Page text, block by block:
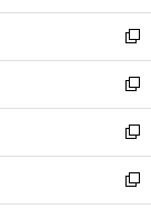
開
く
ウ
で
開
く
ン
ド
ウ
で
開
く
ウ
ィ
ン
ド
ウ
で
開
く
新
し
い
ウ
ィ
ン
ド
ウ
新
し
い
ウ
ィ
ン
新
し
い
ウ
新
し